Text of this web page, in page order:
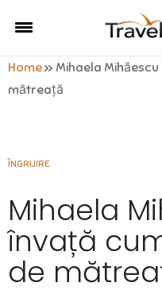
Home» Mihaela
mătreață
ÎNGRIJIRE
Mihaela
învață
de